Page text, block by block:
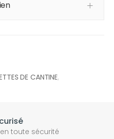
DE CANTINE,
toute sécurité